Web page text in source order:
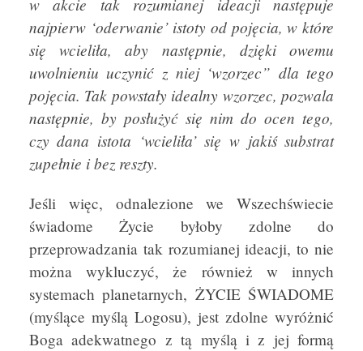
w akcie tak rozumianej ideacji następuje
najpierw ‘oderwanie’ istoty od pojęcia, w które
się wcieliła, aby następnie, dzięki owemu
uwolnieniu uczynić z niej ‘wzorzec” dla tego
pojęcia. Tak powstały idealny wzorzec, pozwala
następnie, by posłużyć się nim do ocen tego,
czy dana istota ‘wcieliła’ się w jakiś substrat
zupełnie i bez reszty.
Jeśli więc, odnalezione we Wszechświecie
świadome Życie byłoby zdolne do
przeprowadzania tak rozumianej ideacji, to nie
można wykluczyć, że również w innych
systemach planetarnych, ŻYCIE ŚWIADOME
(myślące myślą Logosu), jest zdolne wyróżnić
Boga adekwatnego z tą myślą i z jej formą